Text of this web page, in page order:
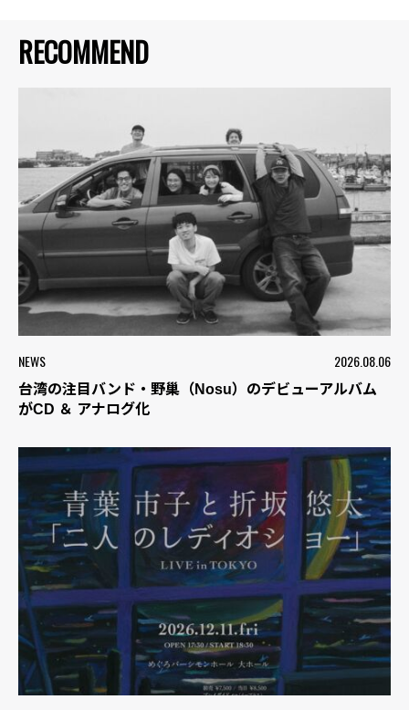
RECOMMEND
NEWS 2026.08.06
台湾の注目バンド・野巢（Nosu）のデビューアルバム
がCD ＆ アナログ化